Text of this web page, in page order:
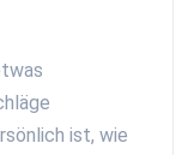
ist, wie